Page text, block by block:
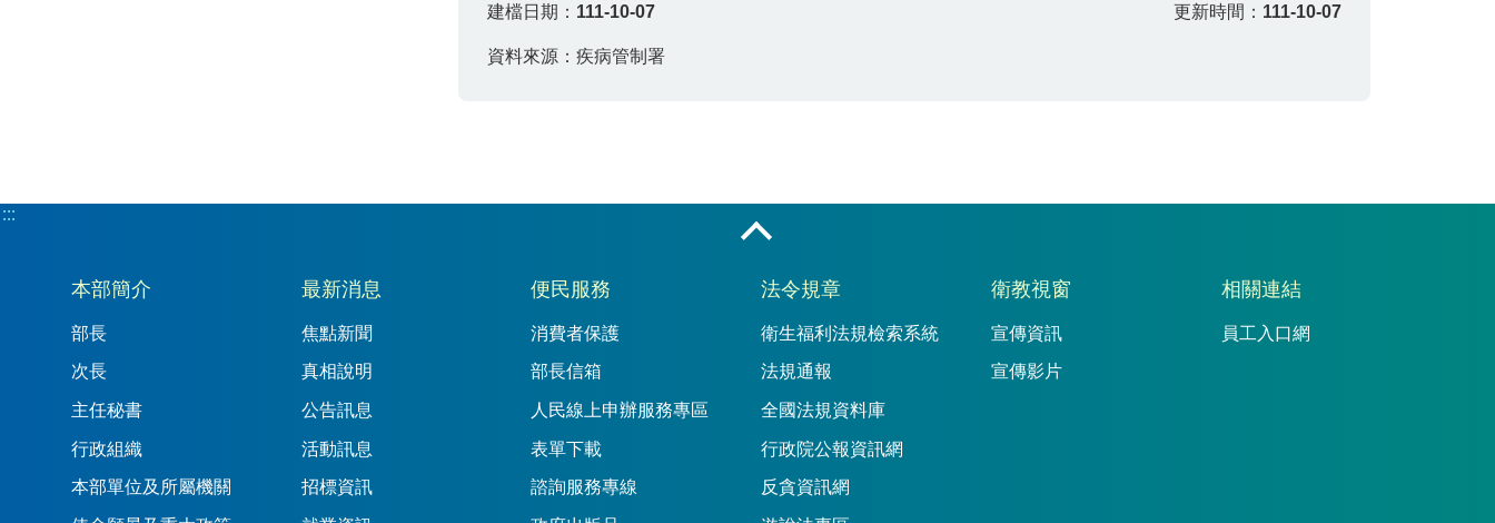
建檔日期： 111-10-07 更新時間： 111-10-07
資料來源：疾病管制署
:::
:::
本部簡介
部長
次長
主任秘書
行政組織
本部單位及所屬機關
最新消息
焦點新聞
真相說明
公告訊息
活動訊息
招標資訊
便民服務
消費者保護
部長信箱
人民線上申辦服務專區
表單下載
諮詢服務專線
法令規章
衛生福利法規檢索系統
法規通報
全國法規資料庫
行政院公報資訊網
反貪資訊網
衛教視窗
宣傳資訊
宣傳影片
相關連結
員工入口網